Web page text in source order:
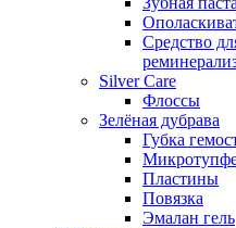
Средство
Silver Care
Флоссы
Зелёная дубрава
Губка
Пластины
Повязка
Эмалан гель